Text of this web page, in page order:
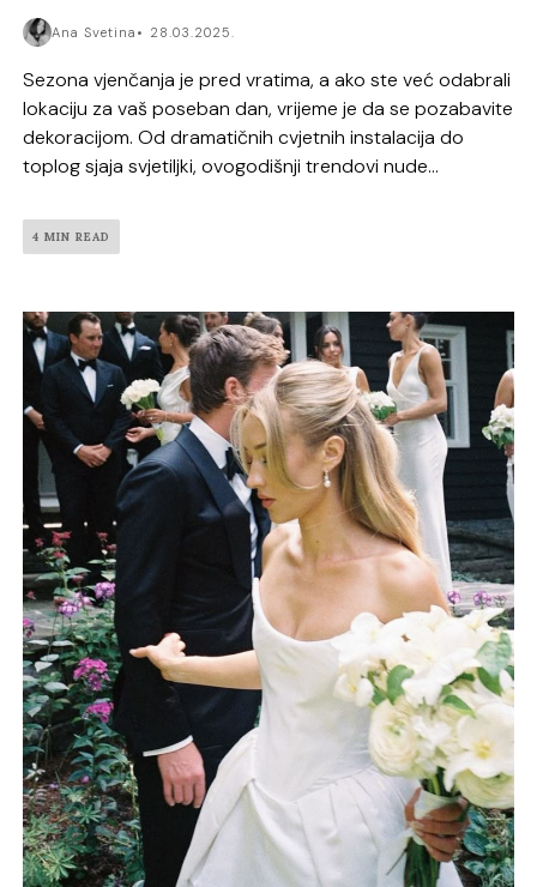
Ana Svetina 28.03.2025.
Sezona vjenčanja je pred vratima, a ako ste već odabrali
lokaciju za vaš poseban dan, vrijeme je da se pozabavite
dekoracijom. Od dramatičnih cvjetnih instalacija do
toplog sjaja svjetiljki, ovogodišnji trendovi nude...
4 MIN READ